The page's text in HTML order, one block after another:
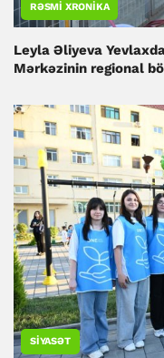
RƏSMI XRONIKA
Leyla Əliyeva
Mərkəzinin regional
SIYASƏT